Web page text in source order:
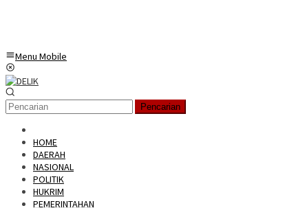
Menu Mobile
Pencarian
HOME
DAERAH
NASIONAL
POLITIK
HUKRIM
PEMERINTAHAN